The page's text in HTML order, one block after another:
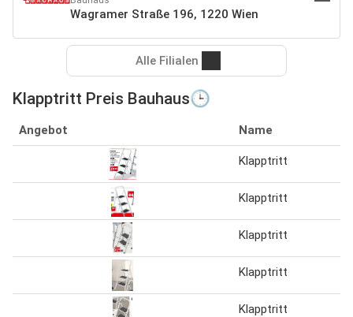
Wagramer Straße 196, 1220 Wien
Alle Filialen
Klapptritt Preis Bauhaus🕒
Angebot Name
Klapptritt
Klapptritt
Klapptritt
Klapptritt
Klapptritt